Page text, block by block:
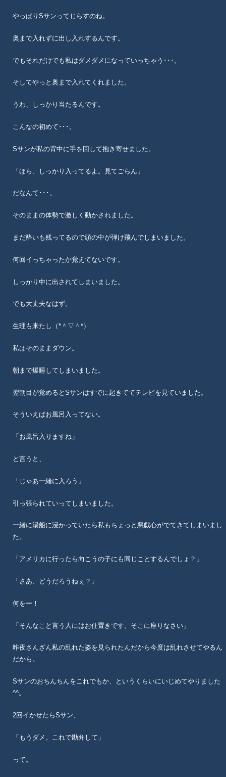
やっぱりSサンってじらすのね。
奥まで入れずに出し入れするんです。
でもそれだけでも私はダメダメになっていっちゃう･･･。
そしてやっと奥まで入れてくれました。
うわ、しっかり当たるんです。
こんなの初めて･･･。
Sサンが私の背中に手を回して抱き寄せました。
「ほら、しっかり入ってるよ。見てごらん」
だなんて･･･。
そのままの体勢で激しく動かされました。
まだ酔いも残ってるので頭の中が弾け飛んでしまいました。
何回イっちゃったか覚えてないです。
しっかり中に出されてしまいました。
でも大丈夫なはず。
生理も来たし（*＾▽＾*）ゞ
私はそのままダウン。
朝まで爆睡してしまいました。
翌朝目が覚めるとSサンはすでに起きててテレビを見ていました。
そういえばお風呂入ってない。
「お風呂入りますね」
と言うと、
「じゃあ一緒に入ろう」
引っ張られていってしまいました。
一緒に湯船に浸かっていたら私もちょっと悪戯心がでてきてしまいまし
た。
「アメリカに行ったら向こうの子にも同じことするんでしょ？」
「さあ、どうだろうねぇ？」
何をー！
「そんなこと言う人にはお仕置きです。そこに座りなさい」
昨夜さんざん私の乱れた姿を見られたんだから今度は乱れさせてやるん
だから。
Sサンのおちんちんをこれでもか、というくらいにいじめてやりました
^^。
2回イかせたらSサン、
「もうダメ。これで勘弁して」
って。